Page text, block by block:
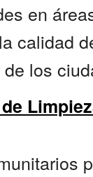
en
calidad
los